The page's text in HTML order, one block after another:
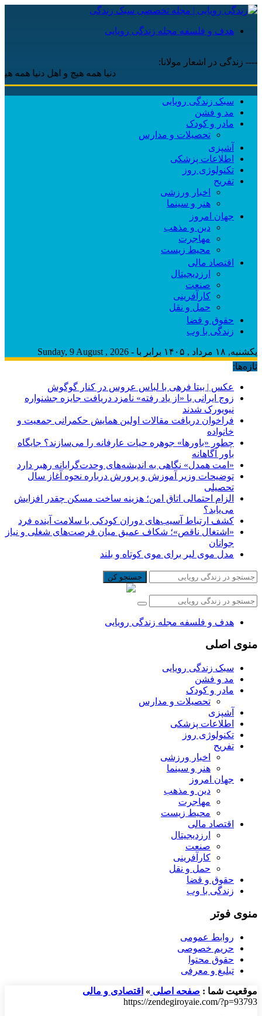
هدف و فلسفه مجله زندگی رویایی
---- زندگی در اشعار مولانا:
دنیا همه هیچ و اهل دنیا همه هیچ ،
سبک زندگی رویایی
مد و فشن
مادر و کودک
تحصیلات و مدارس
آشپزی
اطلاعات پزشکی
تکنولوژی روز
تفریح
اخبار ورزشی
هنر و سینما
جهان امروز
دین و مذهب
مهاجرت
محیط زیست
اقتصاد مالی
ارزدیجیتال
صنعت
کارآفرینی
حمل و نقل
حقوق و قضا
زندگی با وب
یکشنبه, ۱۸ مرداد , ۱۴۰۵ برابر با - Sunday, 9 August , 2026
تازه‌ها:
عکس | بیتا فرهی با لباس عروس در کنار گوگوش
زوج ایرانی با «از یاد رفته» نامزد دریافت جایزه جشنواره
نیویورک شدند
فراخوان دریافت مقالات اولین همایش حکمرانی جمعیت و
خانواده
چطور «باورها» جوهره حیات عارفانه را می‌سازند؟ جایگاه
باور آگاهانه
«امت همدل» نگاهی به اندیشه‌های وحدت‌گرایانه رهبر دارد
توضیحات وزیر آموزش و پرورش درباره نحوه آغاز سال
تحصیلی
الزام احتمالی اتاق امن؛ هزینه ساخت مسکن چقدر افزایش
می‌یابد؟
کشف ارتباط آسیب‌های دوران کودکی با سلامت آینده فرد
«اشتغال ناقص»؛ شکاف عمیق میان فرصت‌های شغلی و نیاز
جوانان
مدل موی لیر برای موی کوتاه و بلند
جستجو کن
هدف و فلسفه مجله زندگی رویایی
منوی اصلی
سبک زندگی رویایی
مد و فشن
مادر و کودک
تحصیلات و مدارس
آشپزی
اطلاعات پزشکی
تکنولوژی روز
تفریح
اخبار ورزشی
هنر و سینما
جهان امروز
دین و مذهب
مهاجرت
محیط زیست
اقتصاد مالی
ارزدیجیتال
صنعت
کارآفرینی
حمل و نقل
حقوق و قضا
زندگی با وب
منوی فوتر
روابط عمومی
حریم خصوصی
حقوق محتوا
تبلیغ و معرفی
موقعیت شما : صفحه اصلی » اقتصادی و مالی
https://zendegiroyaie.com/?p=93793